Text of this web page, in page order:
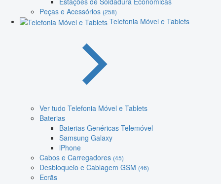
Peças e Acessórios (258)
Telefonia Móvel e Tablets
Ver tudo Telefonia Móvel e Tablets
Baterias
Baterias Genéricas Telemóvel
Samsung Galaxy
iPhone
Cabos e Carregadores (45)
Desbloqueio e Cablagem GSM (46)
Ecrãs